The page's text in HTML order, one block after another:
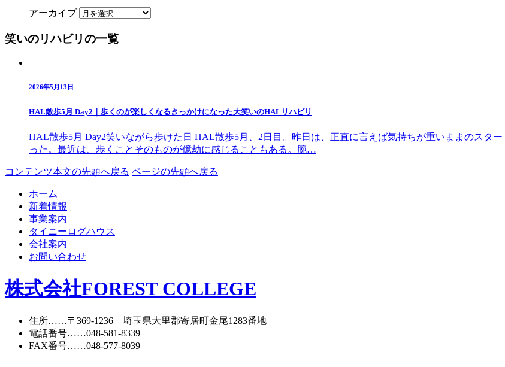
アーカイブ
笑いのリハビリの一覧
2026年5月13日
HAL散歩5月 Day2｜歩くのが楽しくなるきっかけになった大笑いのHALリハビリ
HAL散歩5月 Day2笑いながら歩けた日 HAL散歩5月、2日目。昨日は、正直に言えば気持ちが重いままのスタ
った。最近は、歩くことそのものが億劫に感じることもある。腕…
コンテンツ本文の先頭へ戻る ページの先頭へ戻る
ホーム
新着情報
事業案内
タイニーログハウス
会社案内
お問い合わせ
株式会社FOREST COLLEGE
住所……〒369-1236 埼玉県大里郡寄居町 金尾1283番地
電話番号……048-581-8339
FAX番号……048-577-8039